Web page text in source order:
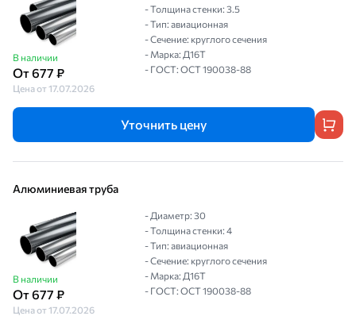
В наличии
От 677 ₽
Цена от 17.07.2026
- Толщина стенки: 3.5
- Тип: авиационная
- Сечение: круглого сечения
- Марка: Д16Т
- ГОСТ: ОСТ 190038-88
Уточнить цену
Алюминиевая труба
В наличии
От 677 ₽
Цена от 17.07.2026
- Диаметр: 30
- Толщина стенки: 4
- Тип: авиационная
- Сечение: круглого сечения
- Марка: Д16Т
- ГОСТ: ОСТ 190038-88